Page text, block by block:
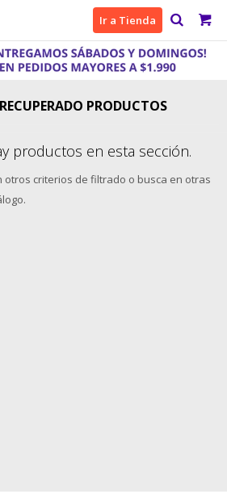
Ir a Tienda
PRODUCTOS
productos en esta sección.
otros criterios de filtrado o busca en otras